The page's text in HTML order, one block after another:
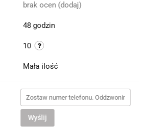
brak ocen (dodaj)
48 godzin
10
Mała ilość
Wyślij